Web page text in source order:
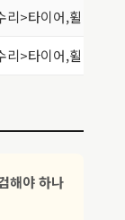
리>타이어,휠
리>타이어,휠
해야 하나